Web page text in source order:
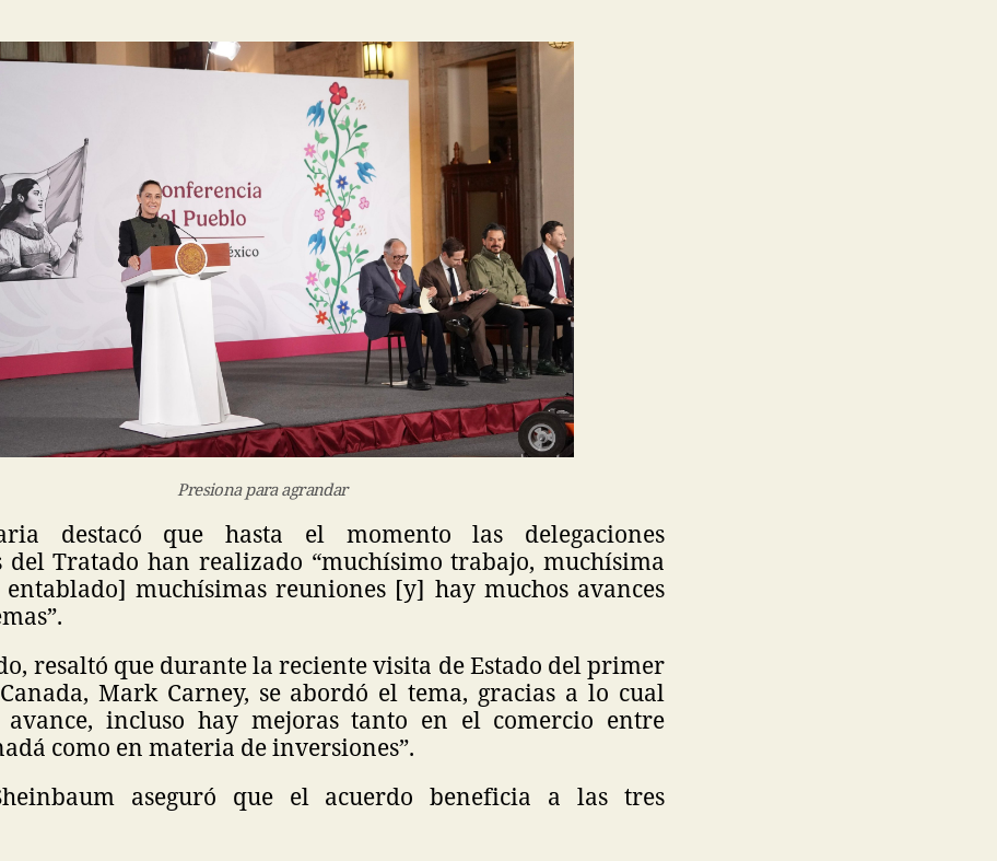
Presiona para agrandar
destacó que hasta el momento las delegaciones
del Tratado han realizado “muchísimo trabajo, muchísima
muchísimas reuniones [y] hay muchos avances
resaltó que durante la reciente visita de Estado del primer
Mark Carney, se abordó el tema, gracias a lo cual
avance, incluso hay mejoras tanto en el comercio entre
como en materia de inversiones”.
aseguró que el acuerdo beneficia a las tres